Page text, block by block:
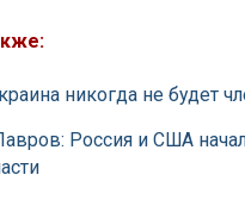
никогда не будет
Россия и США